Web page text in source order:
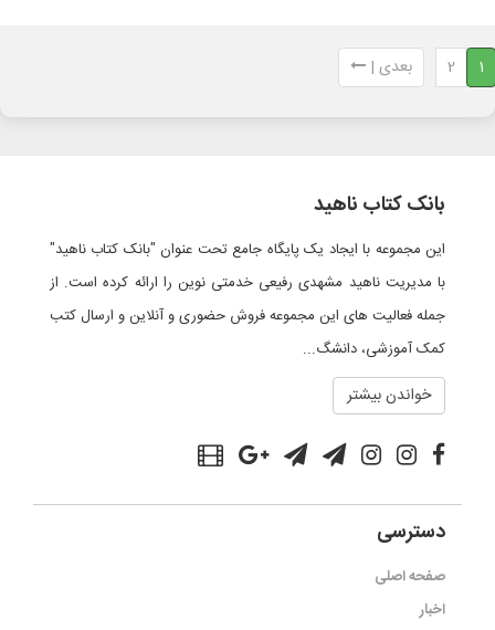
1
2 بعدی |
بانک کتاب ناهید
این مجموعه با ایجاد یک پایگاه جامع تحت عنوان "بانک کتاب ناهید"
با مدیریت ناهید مشهدی رفیعی خدمتی نوین را ارائه کرده است. از
جمله فعالیت های این مجموعه فروش حضوری و آنلاین و ارسال کتب
کمک آموزشی، دانشگ...
خواندن بیشتر
دسترسی
صفحه اصلی
اخبار